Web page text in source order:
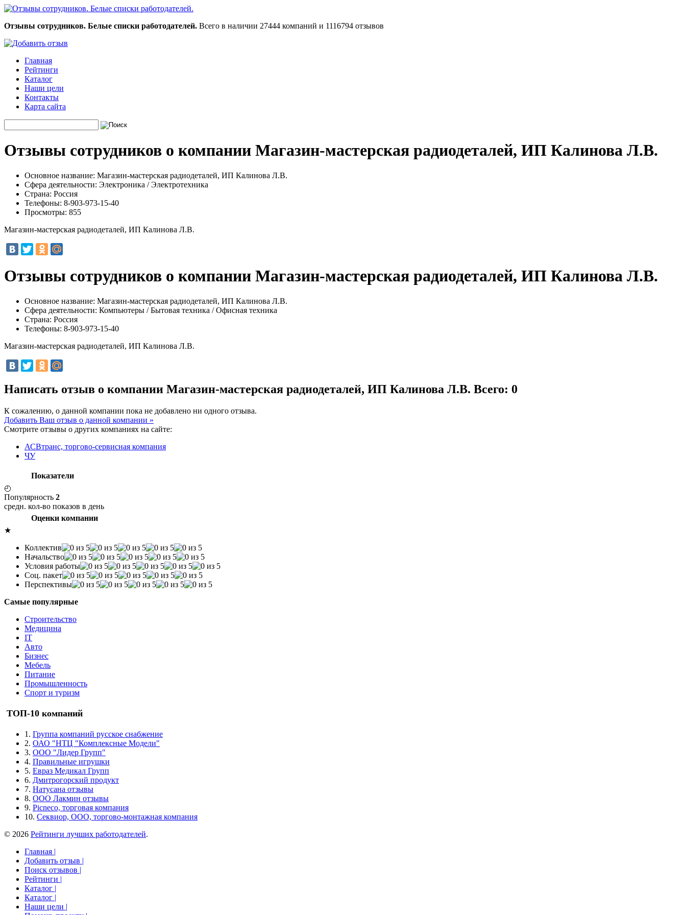
Отзывы сотрудников. Белые списки работодателей. Всего в наличии 27444 компаний и 1116794 отзывов
Главная
Рейтинги
Каталог
Наши цели
Контакты
Карта сайта
Отзывы сотрудников о компании Магазин-мастерская радиодеталей, ИП Калинова Л.В.
Основное название: Магазин-мастерская радиодеталей, ИП Калинова Л.В.
Сфера деятельности: Электроника / Электротехника
Страна: Россия
Телефоны: 8-903-973-15-40
Просмотры: 855
Магазин-мастерская радиодеталей, ИП Калинова Л.В.
Отзывы сотрудников о компании Магазин-мастерская радиодеталей, ИП Калинова Л.В.
Основное название: Магазин-мастерская радиодеталей, ИП Калинова Л.В.
Сфера деятельности: Компьютеры / Бытовая техника / Офисная техника
Страна: Россия
Телефоны: 8-903-973-15-40
Магазин-мастерская радиодеталей, ИП Калинова Л.В.
Написать отзыв о компании Магазин-мастерская радиодеталей, ИП Калинова Л.В. Всего: 0
К сожалению, о данной компании пока не добавлено ни одного отзыва.
Добавить Ваш отзыв о данной компании »
Смотрите отзывы о других компаниях на сайте:
АСВтранс, торгово-сервисная компания
ЧУ
Показатели
◴
Популярность 2
средн. кол-во показов в день
Оценки компании
★
Коллектив
Начальство
Условия работы
Соц. пакет
Перспективы
Самые популярные
Строительство
Медицина
IT
Авто
Бизнес
Мебель
Питание
Промышленность
Спорт и туризм
ТОП-10 компаний
1. Группа компаний русское снабжение
2. ОАО "НТЦ "Комплексные Модели"
3. ООО "Лидер Групп"
4. Правильные игрушки
5. Евраз Медикал Групп
6. Дмитрогорский продукт
7. Натусана отзывы
8. ООО Лакмин отзывы
9. Picneco, торговая компания
10. Секвиор, ООО, торгово-монтажная компания
© 2026 Рейтинги лучших работодателей.
Главная |
Добавить отзыв |
Поиск отзывов |
Рейтинги |
Каталог |
Каталог |
Наши цели |